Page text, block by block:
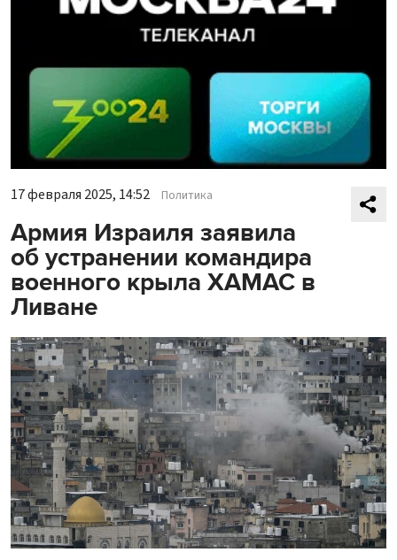
17 февраля 2025, 14:52 Политика
Армия Израиля заявила
об устранении командира
военного крыла ХАМАС в
Ливане